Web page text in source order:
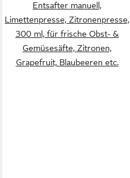
Entsafter manuell,
Limettenpresse, Zitronenpresse,
300 ml, für frische Obst- &
Gemüsesäfte, Zitronen,
Grapefruit, Blaubeeren etc.